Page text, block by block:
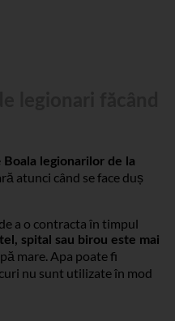
Boala legionarilor de la
atunci când se face duș
a o contracta în timpul
spital sau birou este mai
mare. Apa poate fi
nu sunt utilizate în mod